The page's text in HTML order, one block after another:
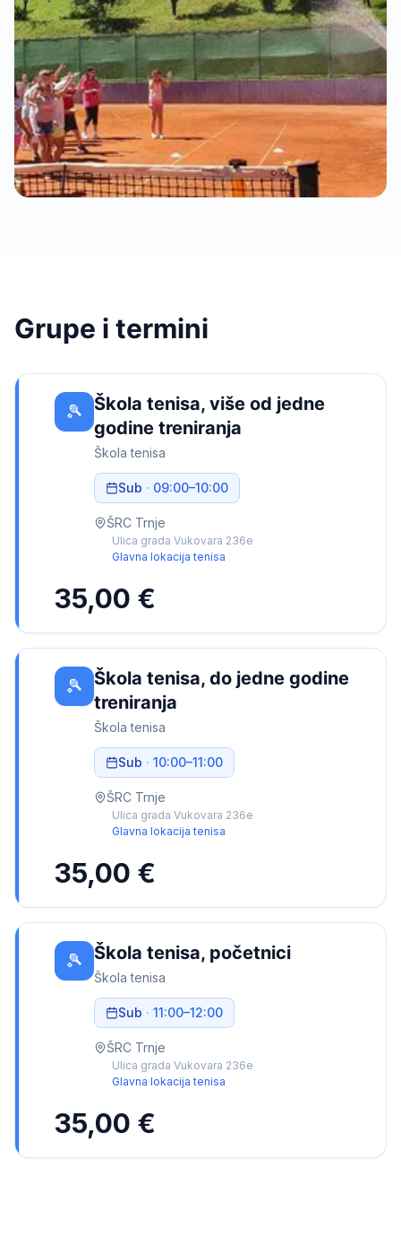
Grupe i termini
🎾 Škola tenisa, više od jedne
godine treniranja
Škola tenisa
Sub · 09:00–10:00
ŠRC Trnje
Ulica grada Vukovara 236e
Glavna lokacija tenisa
35,00 €
🎾 Škola tenisa, do jedne godine
treniranja
Škola tenisa
Sub · 10:00–11:00
ŠRC Trnje
Ulica grada Vukovara 236e
Glavna lokacija tenisa
35,00 €
🎾 Škola tenisa, početnici
Škola tenisa
Sub · 11:00–12:00
ŠRC Trnje
Ulica grada Vukovara 236e
Glavna lokacija tenisa
35,00 €